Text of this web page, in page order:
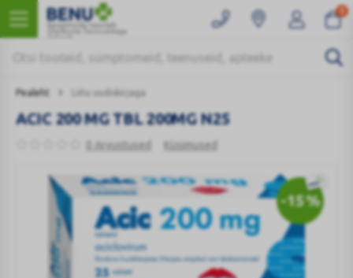
0
Pealeht Liitu uudiskirjaga
0 Arvustused Küsimused
ACIC 200 MG TBL 200MG N25
-15%